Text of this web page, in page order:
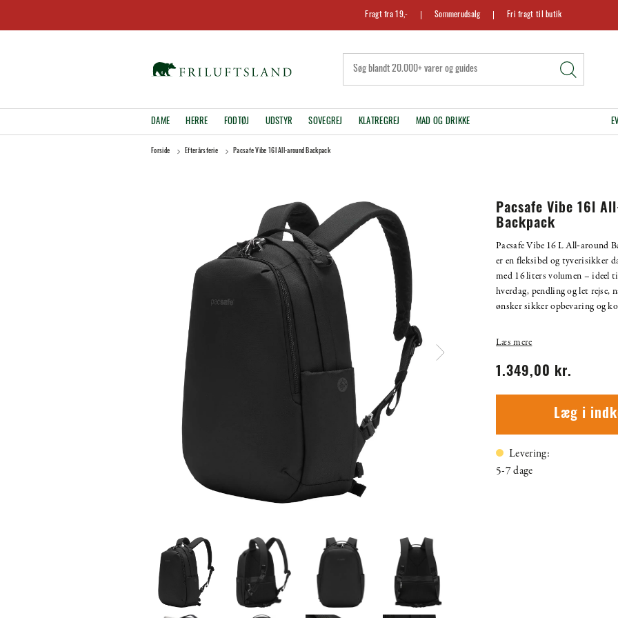
Fragt fra 19,- Sommerudsalg Fri fragt til butik
DAME HERRE FODTØJ UDSTYR SOVEGREJ KLATREGREJ MAD OG DRIKKE
Forside Efterårsferie Pacsafe Vibe 16l All-around Backpack
Pacsafe Vibe 16l
Backpack
Pacsafe Vibe 16 L All‑around
er en fleksibel og tyverisikker
med 16 liters volumen – ideel
hverdag, pendling og let rejse,
ønsker sikker opbevaring og
Læs mere
1.349,00 kr.
Læg i
Levering:
5-7 dage